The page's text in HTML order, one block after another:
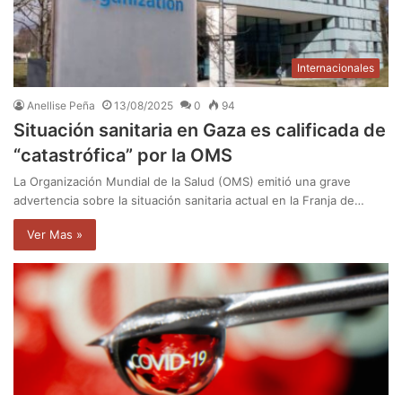
Internacionales
Anellise Peña 13/08/2025 0 94
Situación sanitaria en Gaza es calificada de
“catastrófica” por la OMS
La Organización Mundial de la Salud (OMS) emitió una grave
advertencia sobre la situación sanitaria actual en la Franja de…
Ver Mas »